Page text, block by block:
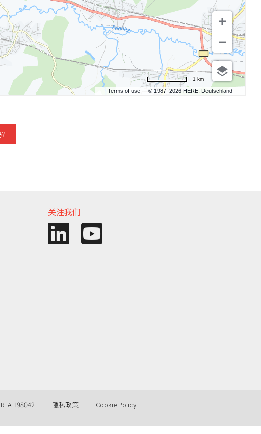
Terms of use © 1987–2026 HERE, Deutschland
1 km
关注我们
198042 隐私政策 Cookie Policy